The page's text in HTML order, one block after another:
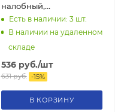
налобный,
аккумуляторный
Есть в наличии: 3шт.
В наличии на удаленном
складе
536руб./шт
631руб. -15%
В КОРЗИНУ